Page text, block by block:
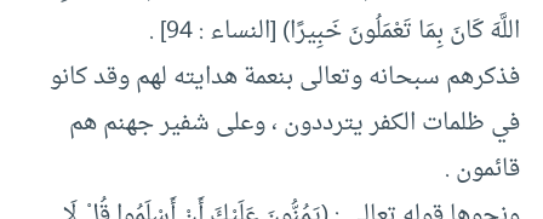
اللَّهَ كَانَ بِمَا تَعْمَلُونَ خَبِيرًا) [النساء : 94] .
فذكرهم سبحانه وتعالى بنعمة هدايته لهم وقد كانو
في ظلمات الكفر يترددون ، وعلى شفير جهنم هم
قائمون .